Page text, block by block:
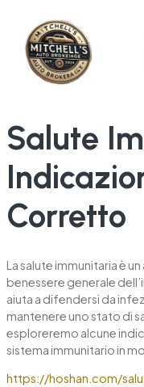
Salute
Corretto
La salute immunitaria è
benessere generale
aiuta a difendersi da
mantenere uno stato di
esploreremo alcune
sistema immunitario in
https://hoshan.com/